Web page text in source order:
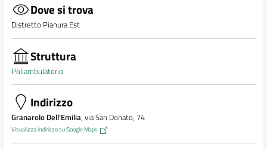
Dove si trova
Distretto Pianura Est
Struttura
Poliambulatorio
Indirizzo
Granarolo Dell'Emilia, via San Donato, 74
Visualizza indirizzo su Google Maps